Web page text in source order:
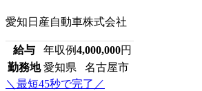
愛知日産自動車株式会社
給与 年収例4,000,000円
勤務地 愛知県 名古屋市
＼最短45秒で完了／